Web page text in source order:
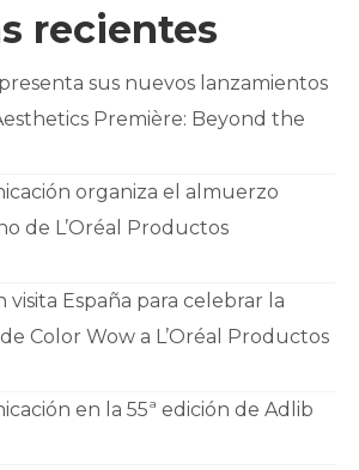
recientes
sus nuevos lanzamientos
Première: Beyond the
organiza el almuerzo
de L’Oréal Productos
visita España para celebrar la
Color Wow a L’Oréal Productos
en la 55ª edición de Adlib